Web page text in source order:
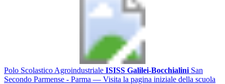
Polo Scolastico Agroindustriale ISISS Galilei-Bocchialini San
Secondo Parmense - Parma — Visita la pagina iniziale della scuola